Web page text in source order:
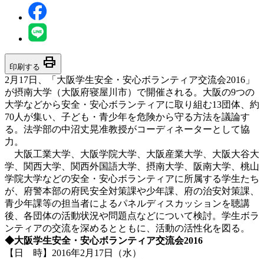
印刷する print
2月17日、「大阪学生安全・安心ボランティア交流会2016」
が摂南大学（大阪府寝屋川市）で開催される。大阪の9つの
大学などから安全・安心ボランティアに取り組む13団体、約
70人が集い、子ども・青少年を危険から守る方法を議論す
る。法学部の中沼丈晃准教授がコーディネーターとして協
力。
大阪工業大学、大阪学院大学、大阪産業大学、大阪大谷大
学、関西大学、関西外国語大学、摂南大学、阪南大学、桃山
学院大学などの安全・安心ボランティアに所属する学生たち
が、府警本部の府民安全対策課や少年課、府の治安対策課、
青少年課等の担当者によるパネルディスカッションを聴講
後、各団体の活動状況や問題点などについて検討。学生ボラ
ンティアの交流を深めるとともに、活動の活性化を図る。
◆大阪学生安全・安心ボランティア交流会2016
【日 時】2016年2月17日（水）